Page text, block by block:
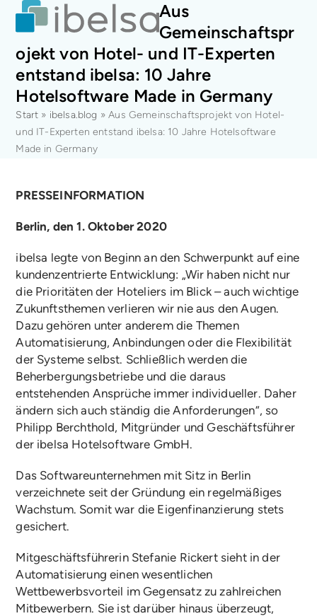
Open
mobile
Close
mobile
Aus
Gemeinschaftspr
ojekt von Hotel- und IT-Experten
entstand ibelsa: 10 Jahre
Hotelsoftware Made in Germany
Start » ibelsa.blog »Aus Gemeinschaftsprojekt von Hotel-
und IT-Experten entstand ibelsa: 10 Jahre Hotelsoftware
Made in Germany
PRESSEINFORMATION
Berlin, den 1. Oktober 2020
ibelsa legte von Beginn an den Schwerpunkt auf eine
kundenzentrierte Entwicklung: „Wir haben nicht nur
die Prioritäten der Hoteliers im Blick – auch wichtige
Zukunftsthemen verlieren wir nie aus den Augen.
Dazu gehören unter anderem die Themen
Automatisierung, Anbindungen oder die Flexibilität
der Systeme selbst. Schließlich werden die
Beherbergungsbetriebe und die daraus
entstehenden Ansprüche immer individueller. Daher
ändern sich auch ständig die Anforderungen“, so
Philipp Berchthold, Mitgründer und Geschäftsführer
der ibelsa Hotelsoftware GmbH.
Das Softwareunternehmen mit Sitz in Berlin
verzeichnete seit der Gründung ein regelmäßiges
Wachstum. Somit war die Eigenfinanzierung stets
gesichert.
Mitgeschäftsführerin Stefanie Rickert sieht in der
Automatisierung einen wesentlichen
Wettbewerbsvorteil im Gegensatz zu zahlreichen
Mitbewerbern. Sie ist darüber hinaus überzeugt,